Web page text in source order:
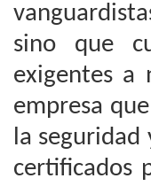
sino que
exigentes a
empresa
la seguridad
certificados